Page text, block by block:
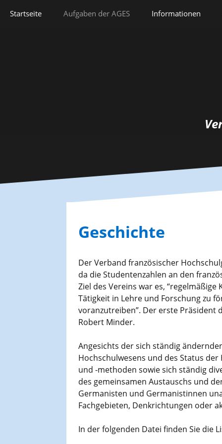
zumStartseite Aufgaben der AGES
Hommage
Informationsbriefe
Informationen
Geschichte
Der Verband französischer
da die Studentenzahlen an den
Ziel des Vereins war es,
Tätigkeit in Lehre und Forschung zu
voranzutreiben”. Der erste Präsident
Robert Minder.
Angesichts der sich ständig
Hochschulwesens und des Status
und -methoden sowie sich ständig
des gemeinsamen Austauschs und
Germanisten und Germanistinnen
Fachgebieten, Denkrichtungen oder
In der folgenden Datei finden Sie die